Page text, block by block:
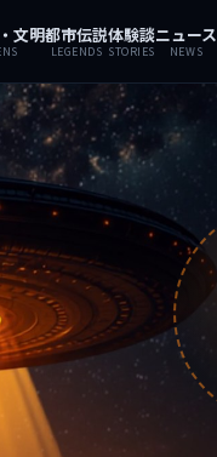
文明都市伝説
LEGENDS
体験談
STORIES
ニュース
NEWS